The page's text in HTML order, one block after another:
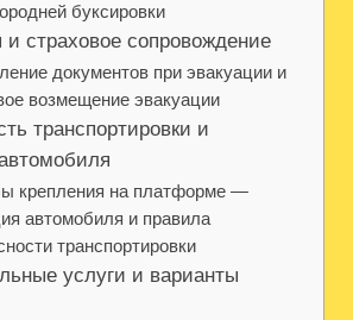
буксировки
страховое сопровождение
документов при эвакуации и
возмещение эвакуации
транспортировки и
крепления на платформе —
автомобиля и правила
транспортировки
услуги и варианты